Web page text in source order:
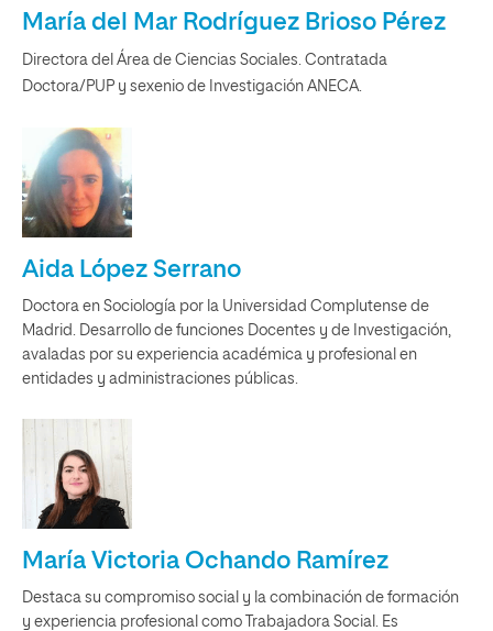
María del Mar Rodríguez Brioso Pérez
Directora del Área de Ciencias Sociales. Contratada
Doctora/PUP y sexenio de Investigación ANECA.
Aida López Serrano
Doctora en Sociología por la Universidad Complutense de
Madrid. Desarrollo de funciones Docentes y de Investigación,
avaladas por su experiencia académica y profesional en
entidades y administraciones públicas.
María Victoria Ochando Ramírez
Destaca su compromiso social y la combinación de formación
y experiencia profesional como Trabajadora Social. Es